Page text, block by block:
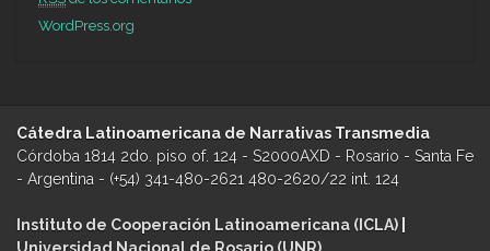
WordPress.org
Cátedra Latinoamericana de Narrativas Transmedia
Córdoba 1814 2do. piso of. 124 - S2000AXD - Rosario - Santa Fe
- Argentina - (+54) 341-480-2621 480-2620/22 int. 124
Instituto de Cooperación Latinoamericana (ICLA)